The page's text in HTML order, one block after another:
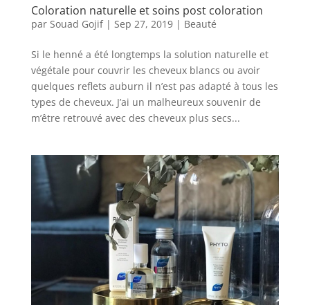
Coloration naturelle et soins post coloration
par Souad Gojif| Sep 27, 2019| Beauté
Si le henné a été longtemps la solution naturelle et
végétale pour couvrir les cheveux blancs ou avoir
quelques reflets auburn il n’est pas adapté à tous les
types de cheveux. J’ai un malheureux souvenir de
m’être retrouvé avec des cheveux plus secs...